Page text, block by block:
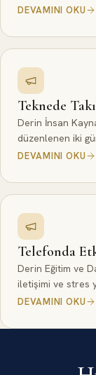
DEVAMINI OKU
Teknede
Derin İnsan
düzenlenen iki
DEVAMINI OKU
Telefonda
Derin Eğitim ve
iletişimi ve stres
DEVAMINI OKU